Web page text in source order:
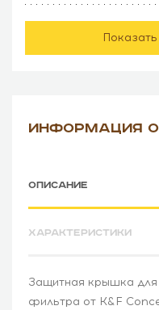
ИНФОРМАЦИЯ
ОПИСАНИЕ
ХАРАКТЕРИСТИКИ
Защитная крышка для
фильтра от K&F